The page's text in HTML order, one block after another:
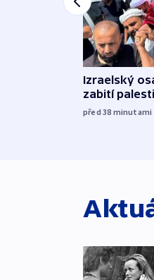
Izraelský
zabití
před 38 minutami